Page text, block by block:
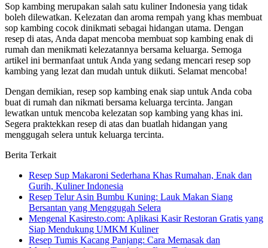
Sop kambing merupakan salah satu kuliner Indonesia yang tidak
boleh dilewatkan. Kelezatan dan aroma rempah yang khas membuat
sop kambing cocok dinikmati sebagai hidangan utama. Dengan
resep di atas, Anda dapat mencoba membuat sop kambing enak di
rumah dan menikmati kelezatannya bersama keluarga. Semoga
artikel ini bermanfaat untuk Anda yang sedang mencari resep sop
kambing yang lezat dan mudah untuk diikuti. Selamat mencoba!
Dengan demikian, resep sop kambing enak siap untuk Anda coba
buat di rumah dan nikmati bersama keluarga tercinta. Jangan
lewatkan untuk mencoba kelezatan sop kambing yang khas ini.
Segera praktekkan resep di atas dan buatlah hidangan yang
menggugah selera untuk keluarga tercinta.
Berita Terkait
Resep Sup Makaroni Sederhana Khas Rumahan, Enak dan
Gurih, Kuliner Indonesia
Resep Telur Asin Bumbu Kuning: Lauk Makan Siang
Bersantan yang Menggugah Selera
Mengenal Kasiresto.com: Aplikasi Kasir Restoran Gratis yang
Siap Mendukung UMKM Kuliner
Resep Tumis Kacang Panjang: Cara Memasak dan